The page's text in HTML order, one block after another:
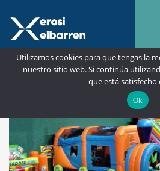
Utilizamos cookies para que tengas la
nuestro sitio web. Si continúa
que está satisfecho
Ok